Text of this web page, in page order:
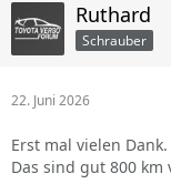
Ruthard
Schrauber
22. Juni 2026
Erst mal vielen Dank.
Das sind gut 800